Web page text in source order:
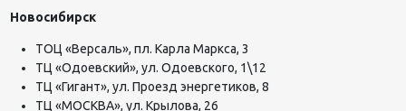
Новосибирск
ТОЦ «Версаль», пл. Карла Маркса, 3
ТЦ «Одоевский», ул. Одоевского, 1\12
ТЦ «Гигант», ул. Проезд энергетиков, 8
ТЦ «МОСКВА», ул. Крылова, 26